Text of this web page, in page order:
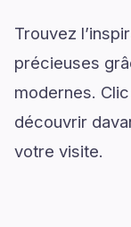
Trouvez
précieuses
modernes.
découvrir
votre visite.